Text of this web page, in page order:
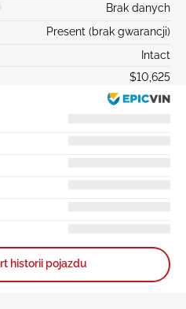
Brak danych
Present (brak gwarancji)
Intact
$10,625
historii pojazdu